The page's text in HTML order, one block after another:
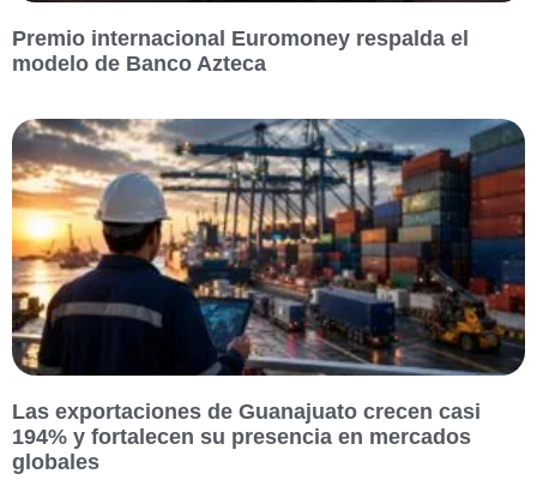
Premio internacional Euromoney respalda el
modelo de Banco Azteca
Las exportaciones de Guanajuato crecen casi
194% y fortalecen su presencia en mercados
globales